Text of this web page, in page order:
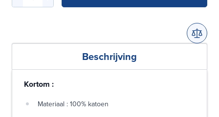
Beschrijving
Kortom :
Materiaal : 100% katoen